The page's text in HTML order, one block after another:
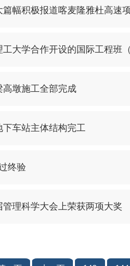
幅积极报道喀麦隆雅杜高速
大学合作开设的国际工程班
墩施工全部完成
车站主体结构完工
终验
理科学大会上荣获两项大奖